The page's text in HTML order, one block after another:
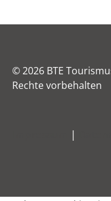
© 2026 BTE
Rechte vorbehalten
|